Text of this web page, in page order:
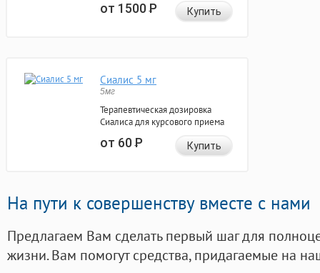
от 1500Р Купить
Сиалис 5 мг
5мг
Терапевтическая дозировка
Сиалиса для курсового приема
от 60Р Купить
На пути к совершенству вместе с нами
Предлагаем Вам сделать первый шаг для
жизни. Вам помогут средства, придагаемые на